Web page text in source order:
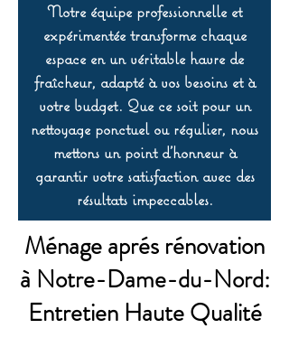
Notre équipe professionnelle et
expérimentée transforme chaque
espace en un véritable havre de
fraîcheur, adapté à vos besoins et à
votre budget. Que ce soit pour un
nettoyage ponctuel ou régulier, nous
mettons un point d’honneur à
garantir votre satisfaction avec des
résultats impeccables.
Ménage aprés rénovation
à Notre-Dame-du-Nord:
Entretien Haute Qualité